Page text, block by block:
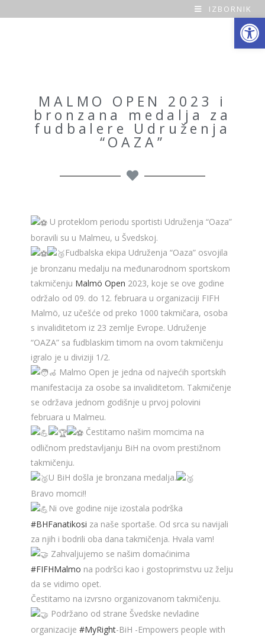
Open toolbar
O
IZBORNIK
MALMO OPEN 2023 i
bronzana medalja za
fudbalere Udruženja
“OAZA”
U proteklom periodu sportisti Udruženja “Oaza”
boravili su u Malmeu, u Švedskoj.
Fudbalska ekipa Udruženja “Oaza” osvojila
je bronzanu medalju na međunarodnom sportskom
takmičenju Malmö Open 2023, koje se ove godine
održalo od 09. do 12. februara u organizaciji FIFH
Malmö, uz učešće od preko 1000 takmičara, osoba
s invaliditetom iz 23 zemlje Evrope. Udruženje
“OAZA” sa fudblaskim timom na ovom takmičenju
igralo je u diviziji 1/2.
Malmo Open je jedna od najvećih sportskih
manifestacija za osobe sa invaliditetom. Takmičenje
se održava jednom godišnje u prvoj polovini
februara u Malmeu.
Čestitamo našim momcima na
odličnom predstavljanju BiH na ovom prestižnom
takmičenju.
U BiH došla je bronzana medalja.
Bravo momci!!
Ni ove godine nije izostala podrška
#BHFanatikosi za naše sportaše. Od srca su navijali
za njih i bodrili oba dana takmičenja. Hvala vam!
Zahvaljujemo se našim domaćinima
#FIFHMalmo na podršci kao i gostoprimstvu uz želju
da se vidimo opet.
Čestitamo na izvrsno organizovanom takmičenju.
Podržano od strane Švedske nevladine
organizacije#MyRight-BiH -Empowers people with